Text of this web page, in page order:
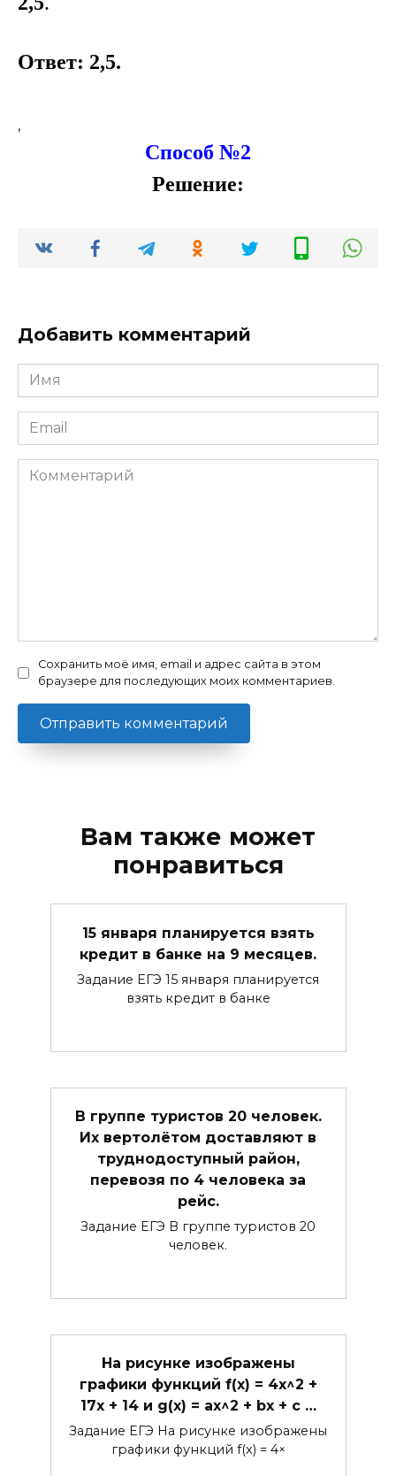
Ответ: 2,5.
,
Способ №2
Решение:
Добавить комментарий
Имя
*
Email
*
Комментарий
Сохранить моё имя, email и адрес сайта в этом
браузере для последующих моих комментариев.
Вам также может
понравиться
15 января планируется взять
кредит в банке на 9 месяцев.
Задание ЕГЭ 15 января планируется
взять кредит в банке
В группе туристов 20 человек.
Их вертолётом доставляют в
труднодоступный район,
перевозя по 4 человека за
рейс.
Задание ЕГЭ В группе туристов 20
человек.
На рисунке изображены
графики функций f(x) = 4x^2 +
17x + 14 и g(x) = ax^2 + bx + c …
Задание ЕГЭ На рисунке изображены
графики функций f(x) = 4×